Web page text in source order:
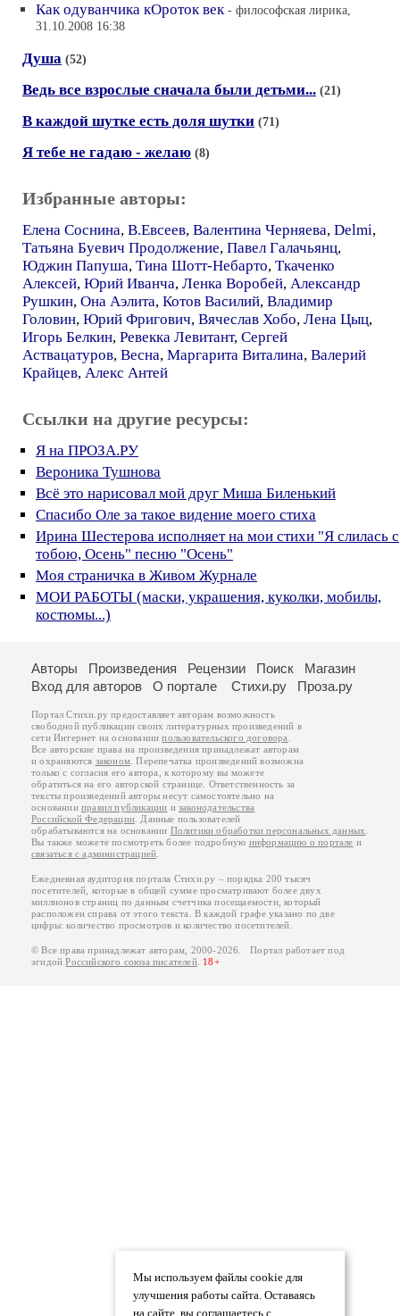
Как одуванчика кОроток век - философская лирика,
31.10.2008 16:38
Душа (52)
Ведь все взрослые сначала были детьми... (21)
В каждой шутке есть доля шутки (71)
Я тебе не гадаю - желаю (8)
Избранные авторы:
Елена Соснина, В.Евсеев, Валентина Черняева, Delmi,
Татьяна Буевич Продолжение, Павел Галачьянц,
Юджин Папуша, Тина Шотт-Небарто, Ткаченко
Алексей, Юрий Иванча, Ленка Воробей, Александр
Рушкин, Она Аэлита, Котов Василий, Владимир
Головин, Юрий Фригович, Вячеслав Хобо, Лена Цыц,
Игорь Белкин, Ревекка Левитант, Сергей
Аствацатуров, Весна, Маргарита Виталина, Валерий
Крайцев, Алекс Антей
Ссылки на другие ресурсы:
Я на ПРОЗА.РУ
Вероника Тушнова
Всё это нарисовал мой друг Миша Биленький
Спасибо Оле за такое видение моего стиха
Ирина Шестерова исполняет на мои стихи "Я слилась с
тобою, Oсень" песню "Осень"
Моя страничка в Живом Журнале
МОИ РАБОТЫ (маски, украшения, куколки, мобилы,
костюмы...)
Мы используем файлы cookie для
улучшения работы сайта. Оставаясь
на сайте, вы соглашаетесь с
Авторы Произведения Рецензии Поиск
Магазин
Вход для авторов
О портале Стихи.ру Проза.ру
Портал Стихи.ру предоставляет авторам возможность
свободной публикации своих литературных произведений в
сети Интернет на основаниипользовательского договора
Все авторские права на произведения принадлежат авторам
и охраняются законом . Перепечатка произведений возможна
только с согласия его автора, к которому вы можете
обратиться на его авторской странице. Ответственность за
тексты произведений авторы несут самостоятельно на
основанииправил публикации изаконодательства
Российской Федерации . Данные пользователей
обрабатываются на основании Политики обработки персональных данных
Вы также можете посмотреть более подробную информацию о портале и
связаться с администрацией
Ежедневная аудитория портала Стихи.ру – порядка 200 тысяч
посетителей, которые в общей сумме просматривают более двух
миллионов страниц по данным счетчика посещаемости, который
расположен справа от этого текста. В каждой графе указано по две
цифры: количество просмотров и количество посетителей.
© Все права принадлежат авторам, 2000-2026. Портал работает под
эгидойРоссийского союза писателей. 18+